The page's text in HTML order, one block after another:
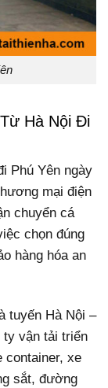
Hà Nội Đi
Phú Yên ngày
mại điện
chuyển cá
chọn đúng
hàng hóa an
tuyến Hà Nội –
ty vận tải triển
container, xe
sắt, đường